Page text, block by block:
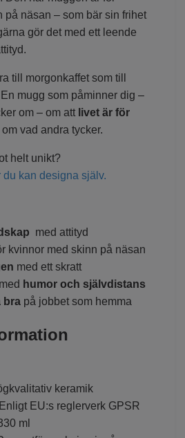
på näsan – som bär sin frihet
gör det med ett leende
till morgonkaffet som till
mugg som påminner dig –
om – om att livet är för
vad andra tycker.
helt unikt?
du kan designa själv.
med attityd
kvinnor med skinn på näsan
med ett skratt
humor och självdistans
bra på jobbet som hemma
keramik
Enligt EU:s reglerverk GPSR
ml